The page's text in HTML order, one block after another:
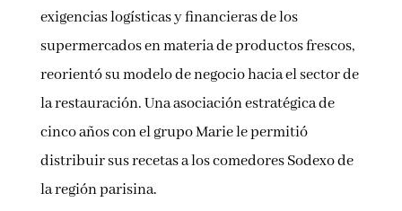
exigencias logísticas y financieras de los
supermercados en materia de productos frescos,
reorientó su modelo de negocio hacia el sector de
la restauración. Una asociación estratégica de
cinco años con el grupo Marie le permitió
distribuir sus recetas a los comedores Sodexo de
la región parisina.